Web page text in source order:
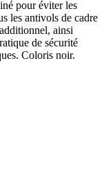
pour éviter les
les antivols de cadre
ainsi
de sécurité
Coloris noir.